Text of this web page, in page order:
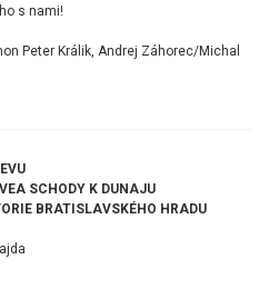
s nami!
Peter Králik, Andrej Záhorec/Michal
SCHODY K DUNAJU
BRATISLAVSKÉHO HRADU